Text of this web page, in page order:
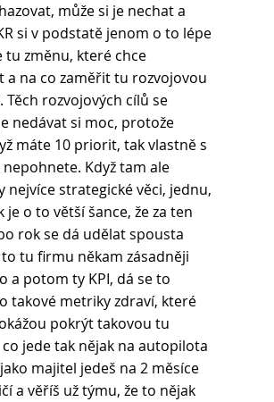
může si je nechat a
si v podstatě jenom o to lépe
tu změnu, které chce
a na co zaměřit tu rozvojovou
Těch rozvojových cílů se
nedávat si moc, protože
máte 10 priorit, tak vlastně s
Když tam ale
nejvíce strategické věci, jednu,
je o to větší šance, že za ten
rok se dá udělat spousta
to tu firmu někam zásadněji
a potom ty KPI, dá se to
takové metriky zdraví, které
pokrýt takovou tu
jede tak nějak na autopilota
majitel jedeš na 2 měsíce
a věříš už týmu, že to nějak